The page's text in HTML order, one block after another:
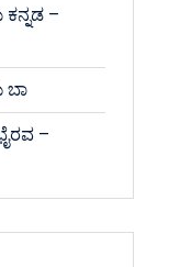
ಕನ್ನಡ –
ಬಾ
–